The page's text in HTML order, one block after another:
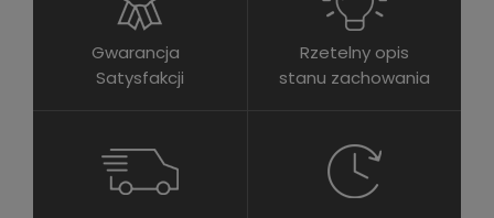
Gwarancja
Satysfakcji
Rzetelny opis
stanu zachowania